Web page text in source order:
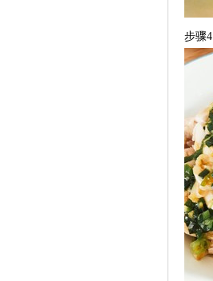
步骤